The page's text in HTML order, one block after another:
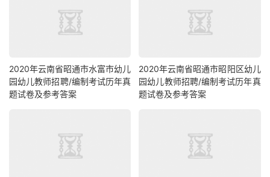
2020年云南省昭通市水富市幼儿
园幼儿教师招聘/编制考试历年真
题试卷及参考答案
2020年云南省昭通市昭阳区幼儿
园幼儿教师招聘/编制考试历年真
题试卷及参考答案